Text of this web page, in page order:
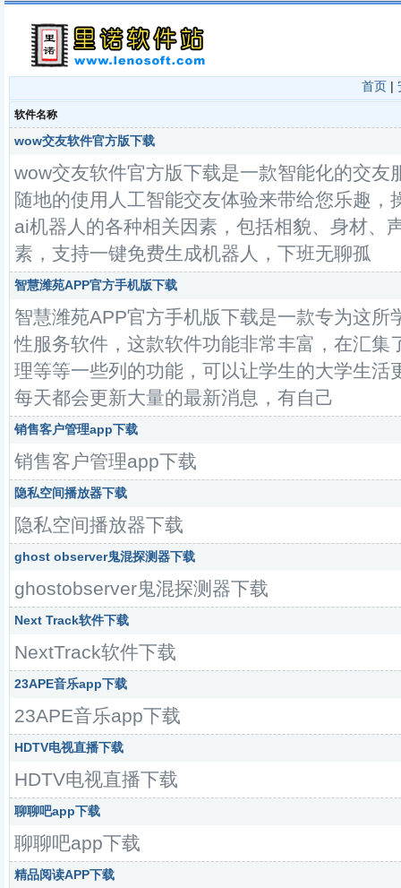
首页 |
软件名称
wow交友软件官方版下载
wow交友软件官方版下载是一款智能化的交友
随地的使用人工智能交友体验来带给您乐趣，
ai机器人的各种相关因素，包括相貌、身材、
素，支持一键免费生成机器人，下班无聊孤
智慧潍苑APP官方手机版下载
智慧潍苑APP官方手机版下载是一款专为这所
性服务软件，这款软件功能非常丰富，在汇集
理等等一些列的功能，可以让学生的大学生活
每天都会更新大量的最新消息，有自己
销售客户管理app下载
销售客户管理app下载
隐私空间播放器下载
隐私空间播放器下载
ghost observer鬼混探测器下载
ghostobserver鬼混探测器下载
Next Track软件下载
NextTrack软件下载
23APE音乐app下载
23APE音乐app下载
HDTV电视直播下载
HDTV电视直播下载
聊聊吧app下载
聊聊吧app下载
精品阅读APP下载